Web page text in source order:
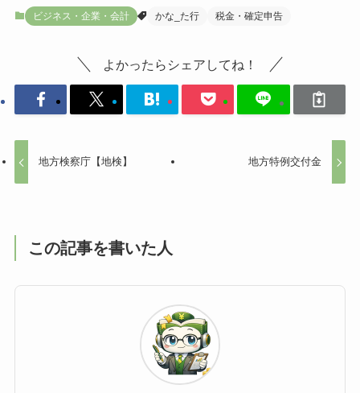
ビジネス・企業・会計 かな_た行 税金・確定申告
よかったらシェアしてね！
地方検察庁【地検】 地方特例交付金
この記事を書いた人